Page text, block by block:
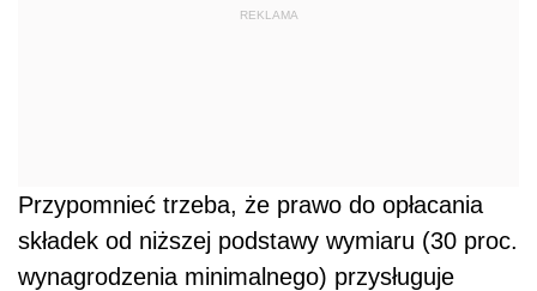
REKLAMA
Przypomnieć trzeba, że prawo do opłacania
składek od niższej podstawy wymiaru (30 proc.
wynagrodzenia minimalnego) przysługuje